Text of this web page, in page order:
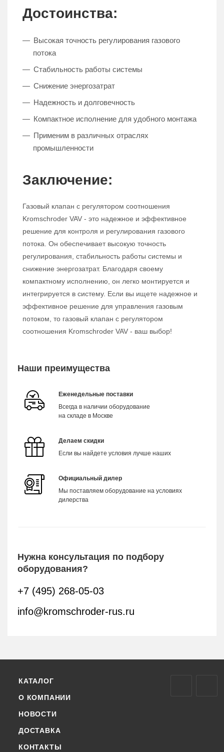
Достоинства:
Высокая точность регулирования газового
потока
Стабильность работы системы
Снижение энергозатрат
Надежность и долговечность
Компактное исполнение для удобного монтажа
Применим в различных отраслях
промышленности
Заключение:
Газовый клапан с регулятором соотношения
Kromschroder VAV - это надежное и эффективное
решение для контроля и регулирования газового
потока. Он обеспечивает высокую точность
регулирования, стабильность работы системы и
снижение энергозатрат. Благодаря своему
компактному исполнению, он легко монтируется и
интегрируется в систему. Если вы ищете надежное и
эффективное решение для управления газовым
потоком, то газовый клапан с регулятором
соотношения Kromschroder VAV - ваш выбор!
Наши преимущества
Еженедельные поставки
Всегда в наличии оборудование
на складе в Москве
Делаем скидки
Если вы найдете условия лучше наших
Официальный дилер
Мы поставляем оборудование на условиях
дилерства
Нужна консультация по подбору
оборудования?
+7 (495) 268-05-03
info@kromschroder-rus.ru
КАТАЛОГ
О КОМПАНИИ
НОВОСТИ
ДОСТАВКА
КОНТАКТЫ